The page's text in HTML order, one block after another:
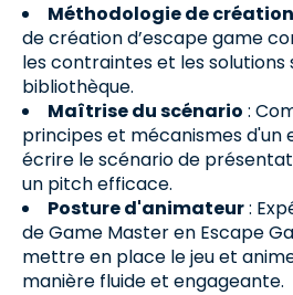
Méthodologie de création
de création d’escape game
les contraintes et les solutions
bibliothèque.
Maîtrise du scénario :
principes et mécanismes d'un
écrire le scénario de
un pitch efficace.
Posture d'animateur:
de Game Master en Escape
mettre en place le jeu et
manière fluide et engageante.